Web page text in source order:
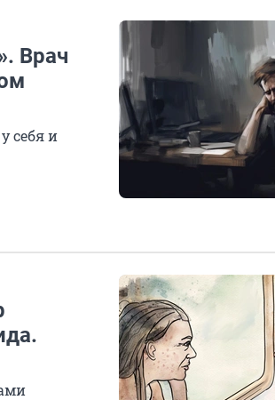
Врач
себя и